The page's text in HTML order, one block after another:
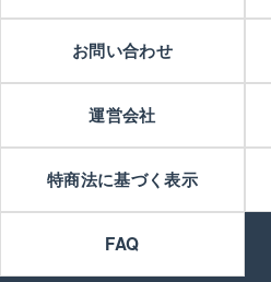
お問い合わせ
運営会社
特商法に基づく表示
FAQ